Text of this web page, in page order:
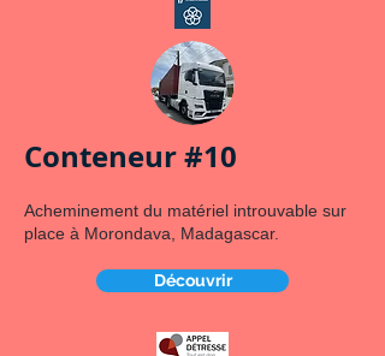
Conteneur #10
Acheminement du matériel introuvable sur
place à Morondava, Madagascar.
Découvrir